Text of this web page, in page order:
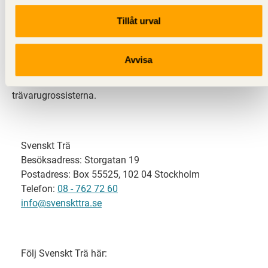
Tillåt urval
Avvisa
Svenskt Trä representerar svensk sågverksindustri
och är en del av branschorganisationen
svensk limträ-, KL-trä- och förpackningsindustri samt
trävarugrossisterna.
Svenskt Trä
Besöksadress: Storgatan 19
Postadress: Box 55525, 102 04 Stockholm
Telefon: 08 - 762 72 60
info@svenskttra.se
Följ Svenskt Trä här: